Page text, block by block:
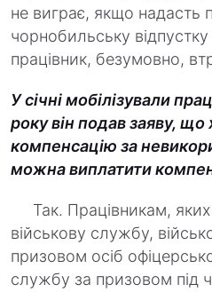
не виграє, якщо надасть
чорнобильську
працівник, безумовно,
У січні мобілізували
року він подав заяву,
компенсацію за
можна виплатити
Так. Працівникам,
військову службу,
призовом осіб
службу за призовом під